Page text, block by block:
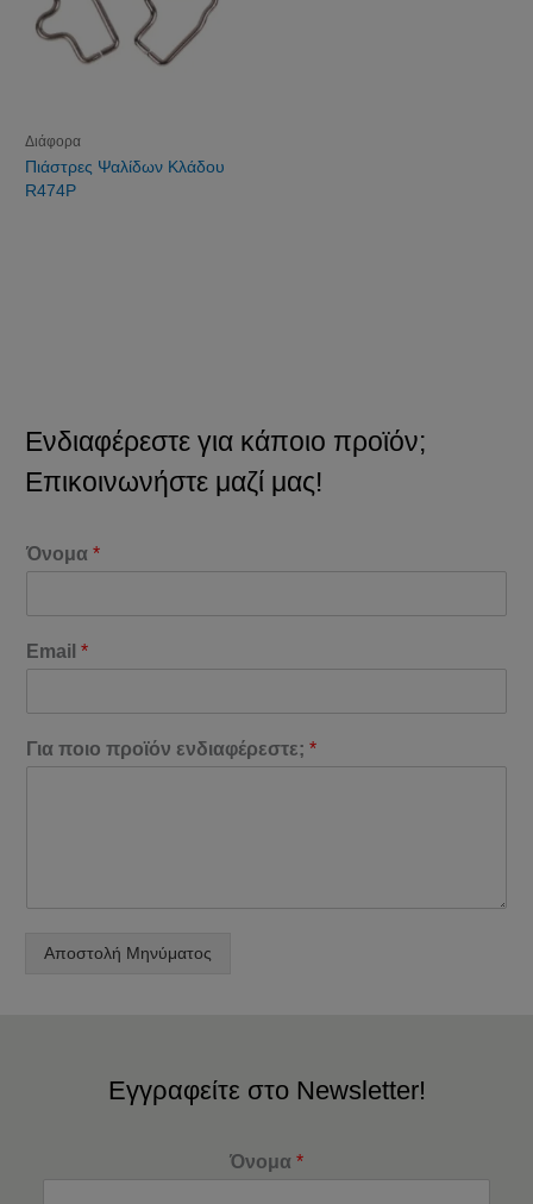
Διάφορα
Πιάστρες Ψαλίδων Κλάδου
R474P
Ενδιαφέρεστε για κάποιο προϊόν;
Επικοινωνήστε μαζί μας!
Όνομα*
Email*
Για ποιο προϊόν ενδιαφέρεστε;*
Αποστολή Μηνύματος
Εγγραφείτε στο Newsletter!
Όνομα *